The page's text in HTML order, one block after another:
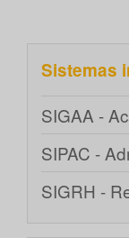
Sistemas
SIGAA -
SIPAC -
SIGRH -